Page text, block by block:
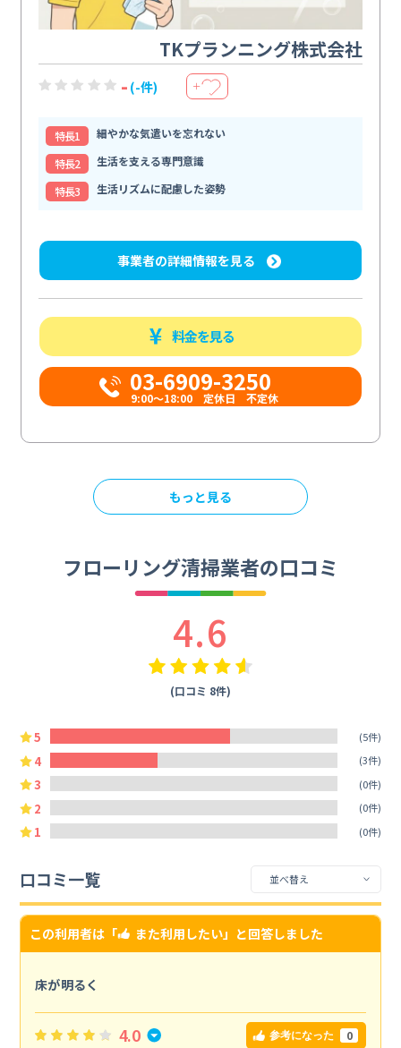
TKプランニング株式会社
- (-件) ＋
特⻑1
細やかな気遣いを忘れない
特⻑2
生活を支える専門意識
特⻑3
生活リズムに配慮した姿勢
事業者の詳細情報を見る
料金を見る
03-6909-3250
9:00～18:00 定休日 不定休
もっと見る
フローリング清掃業者の口コミ
4.6
(口コミ 8件)
5 (5件)
4 (3件)
3 (0件)
2 (0件)
1 (0件)
口コミ一覧
この利用者は「 また利用したい」と回答しました
床が明るく
4.0 参考になった 0